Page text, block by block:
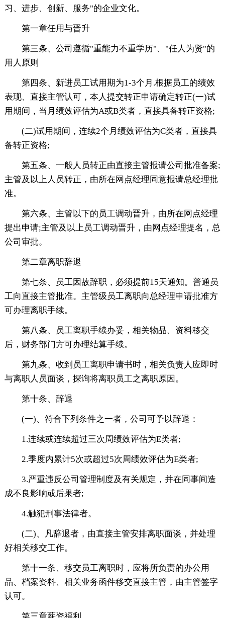
习、进步、创新、服务"的企业文化。
第一章任用与晋升
第三条、公司遵循"重能力不重学历"、"任人为贤"的
用人原则
第四条、新进员工试用期为1-3个月.根据员工的绩效
表现、直接主管认可，本人提交转正申请确定转正(一)试
用期间，当月绩效评估为A或B类者，直接具备转正资格;
(二)试用期间，连续2个月绩效评估为C类者，直接具
备转正资格;
第五条、一般人员转正由直接主管报请公司批准备案;
主管及以上人员转正，由所在网点经理同意报请总经理批
准。
第六条、主管以下的员工调动晋升，由所在网点经理
提出申请;主管及以上员工调动晋升，由网点经理提名，总
公司审批。
第二章离职辞退
第七条、员工因故辞职，必须提前15天通知。普通员
工向直接主管批准。主管级员工离职向总经理申请批准方
可办理离职手续。
第八条、员工离职手续办妥，相关物品、资料移交
后，财务部门方可办理结算手续。
第九条、收到员工离职申请书时，相关负责人应即时
与离职人员面谈，探询将离职员工之离职原因。
第十条、辞退
(一)、符合下列条件之一者，公司可予以辞退：
1.连续或连续超过三次周绩效评估为E类者;
2.季度内累计5次或超过5次周绩效评估为E类者;
3.严重违反公司管理制度及有关规定，并在同事间造
成不良影响或后果者;
4.触犯刑事法律者。
(二)、凡辞退者，由直接主管安排离职面谈，并处理
好相关移交工作。
第十一条、移交员工离职时，应将所负责的办公用
品、档案资料、相关业务函件移交直接主管，由主管签字
认可。